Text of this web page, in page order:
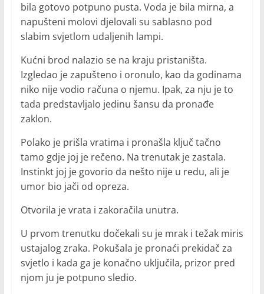
bila gotovo potpuno pusta. Voda je bila mirna, a
napušteni molovi djelovali su sablasno pod
slabim svjetlom udaljenih lampi.
Kućni brod nalazio se na kraju pristaništa.
Izgledao je zapušteno i oronulo, kao da godinama
niko nije vodio računa o njemu. Ipak, za nju je to
tada predstavljalo jedinu šansu da pronađe
zaklon.
Polako je prišla vratima i pronašla ključ tačno
tamo gdje joj je rečeno. Na trenutak je zastala.
Instinkt joj je govorio da nešto nije u redu, ali je
umor bio jači od opreza.
Otvorila je vrata i zakoračila unutra.
U prvom trenutku dočekali su je mrak i težak miris
ustajalog zraka. Pokušala je pronaći prekidač za
svjetlo i kada ga je konačno uključila, prizor pred
njom ju je potpuno sledio.